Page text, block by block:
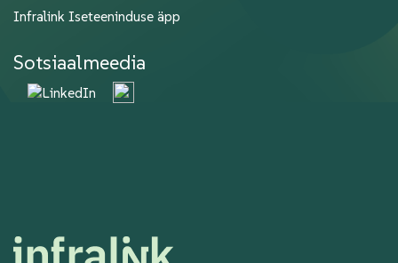
Infralink Iseteeninduse äpp
Sotsiaalmeedia